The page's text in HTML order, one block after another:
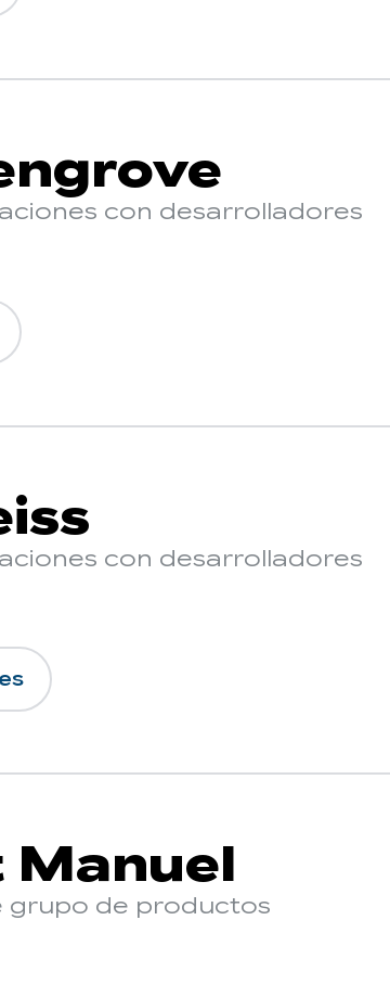
con desarrolladores
con desarrolladores
Manuel
grupo de productos